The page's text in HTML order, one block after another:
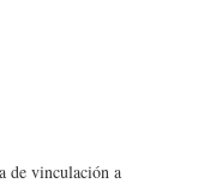
de vinculación a